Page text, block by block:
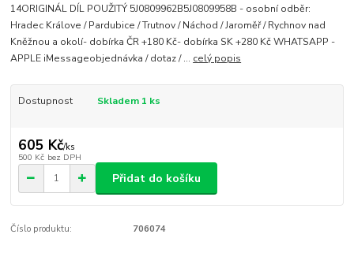
14ORIGINÁL DÍL POUŽITÝ 5J0809962B5J0809958B - osobní odběr:
Hradec Králove / Pardubice / Trutnov / Náchod / Jaroměř / Rychnov nad
Kněžnou a okolí- dobírka ČR +180 Kč- dobírka SK +280 Kč WHATSAPP -
APPLE iMessageobjednávka / dotaz / ... celý popis
Dostupnost Skladem 1 ks
605 Kč/ks
500 Kč bez DPH
Přidat do košíku
Číslo produktu: 706074